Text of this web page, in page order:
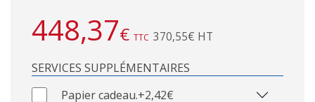
448,37€ TTC 370,55€ HT
SERVICES SUPPLÉMENTAIRES
Papier cadeau.+2,42€